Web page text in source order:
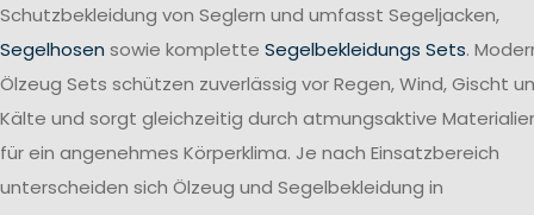
Schutzbekleidung von Seglern und umfasst Segeljacken,
Segelhosen sowie komplette Segelbekleidungs Sets.
Ölzeug Sets schützen zuverlässig vor Regen, Wind, Gischt
Kälte und sorgt gleichzeitig durch atmungsaktive
für ein angenehmes Körperklima. Je nach Einsatzbereich
unterscheiden sich Ölzeug und Segelbekleidung in